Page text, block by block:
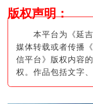
版权声明：
本平台为《延吉
媒体转载或者传播
信平台》版权内容
权。作品包括文字